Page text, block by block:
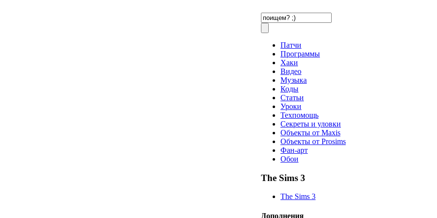
Патчи
Программы
Хаки
Видео
Музыка
Коды
Статьи
Уроки
Техпомощь
Секреты и уловки
Объекты от Maxis
Объекты от Prosims
Фан-арт
Обои
The Sims 3
The Sims 3
Дополнения